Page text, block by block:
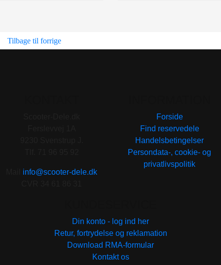
Tilbage til forrige
info@scooter-dele.dk
Forside
Find reservedele
Handelsbetingelser
Persondata-, cookie- og
privatlivspolitik
Din konto - log ind her
Retur, fortrydelse og reklamation
Download RMA-formular
Kontakt os